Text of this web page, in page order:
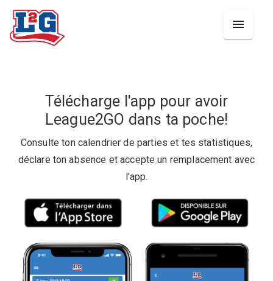
Télécharge l'app pour avoir
League2GO dans ta poche!
Consulte ton calendrier de parties et tes statistiques,
déclare ton absence et accepte un remplacement avec
l'app.